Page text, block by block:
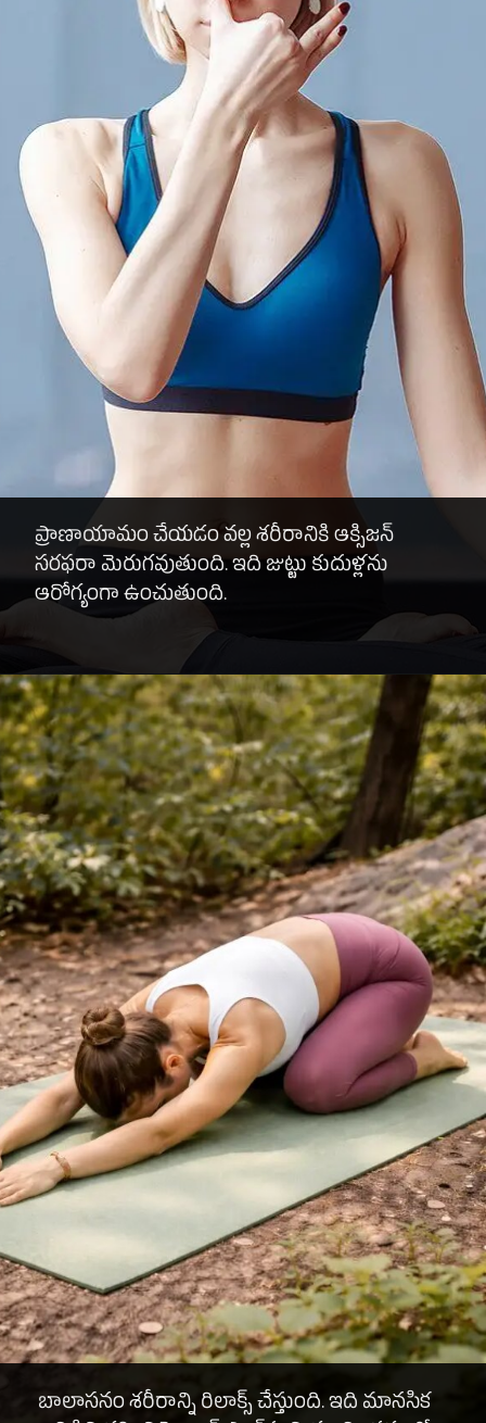
ప్రాణాయామం చేయడం వల్ల శరీరానికి ఆక్సిజన్
సరఫరా మెరుగవుతుంది. ఇది జుట్టు కుదుళ్లను
ఆరోగ్యంగా ఉంచుతుంది.
బాలాసనం శరీరాన్ని రిలాక్స్ చేస్తుంది. ఇది మానసిక